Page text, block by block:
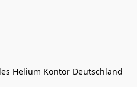
Helium Kontor Deutschland